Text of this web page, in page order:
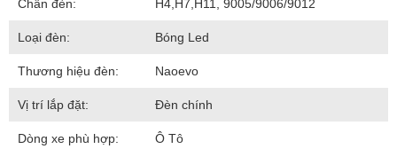
Chân đèn: H4,H7,H11, 9005/9006/9012
Loại đèn: Bóng Led
Thương hiệu đèn: Naoevo
Vị trí lắp đặt: Đèn chính
Dòng xe phù hợp: Ô Tô